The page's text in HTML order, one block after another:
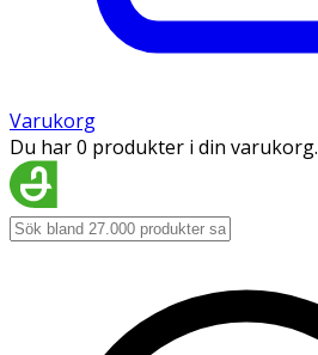
Varukorg
Du har 0 produkter i din varukorg.